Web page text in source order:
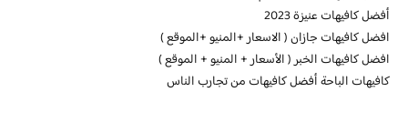
أفضل كافيهات عنيزة 2023
افضل كافيهات جازان ( الاسعار +المنيو +الموقع )
افضل كافيهات الخبر ( الأسعار + المنيو + الموقع )
كافيهات الباحة أفضل كافيهات من تجارب الناس